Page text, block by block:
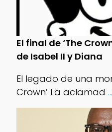
El final de ‘The
de Isabel II y Diana
El legado de una
Crown’ La aclamad